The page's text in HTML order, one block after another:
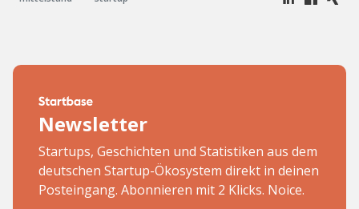
Newsletter
Startups, Geschichten und Statistiken aus dem
deutschen Startup-Ökosystem direkt in deinen
Posteingang. Abonnieren mit 2 Klicks. Noice.